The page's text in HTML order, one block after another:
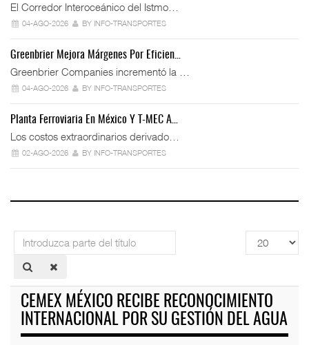
El Corredor Interoceánico del Istmo…
04-AGO-2026 BY INFO-TRANSPORTES
Greenbrier Mejora Márgenes Por Eficien…
Greenbrier Companies incrementó la …
04-AGO-2026 BY INFO-TRANSPORTES
Planta Ferroviaria En México Y T-MEC A…
Los costos extraordinarios derivado…
02-AGO-2026 BY INFO-TRANSPORTES
Introduzca
parte
del
Cantidad
a
CEMEX MÉXICO RECIBE RECONOCIMIENTO
INTERNACIONAL POR SU GESTIÓN DEL AGUA